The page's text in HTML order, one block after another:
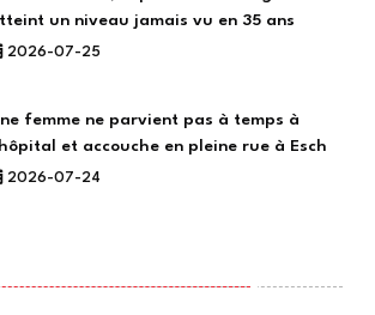
un niveau jamais vu en 35 ans
2026-07-25
femme ne parvient pas à temps à
et accouche en pleine rue à Esch
2026-07-24